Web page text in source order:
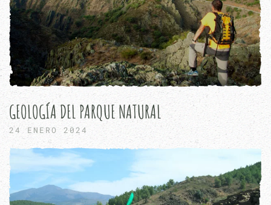
GEOLOGÍA DEL PARQUE NATURAL
24 ENERO 2024